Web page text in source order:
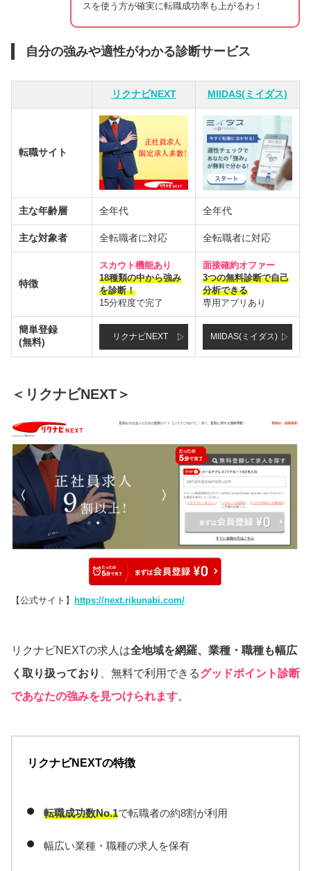
スを使う方が確実に転職成功率も上がるわ！
自分の強みや適性がわかる診断サービス
リクナビNEXT MIIDAS(ミイダス)
転職サイト
主な年齢層 全年代 全年代
主な対象者 全転職者に対応 全転職者に対応
特徴
スカウト機能あり
18種類の中から強み
を診断！
15分程度で完了
面接確約オファー
3つの無料診断で自己
分析できる
専用アプリあり
簡単登録
(無料)
リクナビNEXT MIIDAS(ミイダス)
＜リクナビNEXT＞
【公式サイト】 https://next.rikunabi.com/
リクナビNEXTの求人は全地域を網羅、業種・職種も幅広
く取り扱っており
、無料で利用できるグッドポイント診断
であなたの強みを見つけられます。
リクナビNEXTの特徴
転職成功数No.1で転職者の約8割が利用
幅広い業種・職種の求人を保有